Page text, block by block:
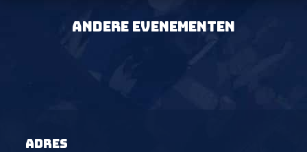
ANDERE EVENEMENTEN
ADRES